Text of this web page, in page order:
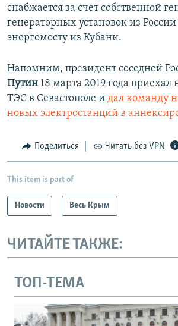
снабжается за счет собственной
генераторных установок из
энергомосту из Кубани.
Напомним, президент соседней
Путин 18 марта 2019 года приехал
ТЭС в Севастополе и дал команду
новых электростанций в
Поделиться Читать без VPN
This item is part of
Новости Весь Крым
ЧИТАЙТЕ ТАКЖЕ:
ТОП-ТЕМА